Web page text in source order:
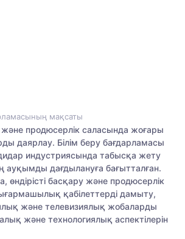
мақсаты
продюсерлік саласында жоғары
даярлау. Білім беру бағдарламасы
индустриясында табысқа жету
ауқымды дағдылануға бағытталған.
өндірісті басқару және продюсерлік
қабілеттерді дамыту,
және телевизиялық жобаларды
және технологиялық аспектілерін